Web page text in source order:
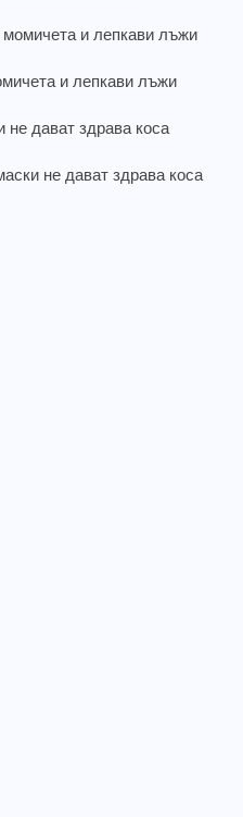
и лепкави лъжи
и лепкави лъжи
не дават здрава коса
не дават здрава коса